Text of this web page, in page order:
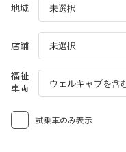
地域
店舗
福祉
車両
試乗車のみ表示